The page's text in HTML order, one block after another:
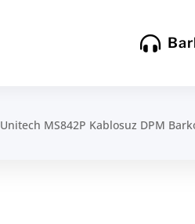

Unitech MS842P Kablosuz DPM